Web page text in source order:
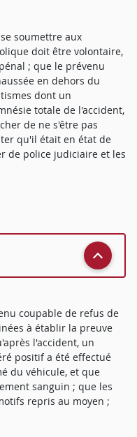
soumettre aux
doit être volontaire,
; que le prévenu
en dehors du
dont un
totale de l'accident,
de ne s'être pas
qu'il était en état de
de police judiciaire et les
coupable de refus de
à établir la preuve
l'accident, un
positif a été effectué
du véhicule, et que
sanguin ; que les
repris au moyen ;